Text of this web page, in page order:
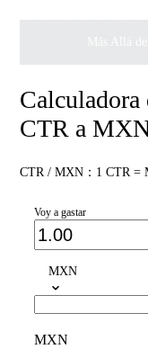
Calculadora
CTR a
CTR / MXN：1 CTR =
Voy a gastar
MXN
MXN